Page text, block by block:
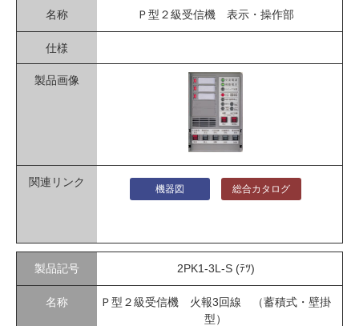
Ｐ型２級受信機 表示・操作部
機器図 総合カタログ
2PK1-3L-S (ﾃﾂ)
Ｐ型２級受信機 火報3回線 （蓄積式・壁掛
型）